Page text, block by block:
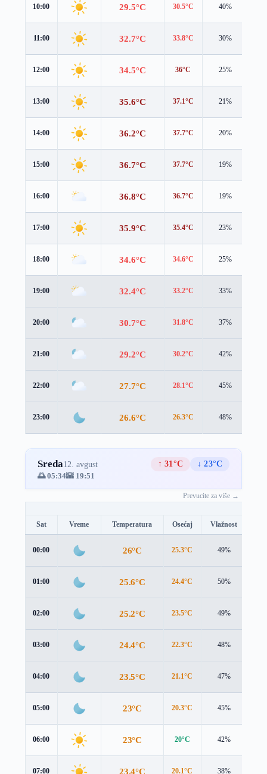
10:00 29.5°C 30.5°C 40%
11:00 32.7°C 33.8°C 30%
12:00 34.5°C 36°C 25%
13:00 35.6°C 37.1°C 21%
14:00 36.2°C 37.7°C 20%
15:00 36.7°C 37.7°C 19%
16:00 36.8°C 36.7°C 19%
17:00 35.9°C 35.4°C 23%
18:00 34.6°C 34.6°C 25%
19:00 32.4°C 33.2°C 33%
20:00 30.7°C 31.8°C 37%
21:00 29.2°C 30.2°C 42%
22:00 27.7°C 28.1°C 45%
23:00 26.6°C 26.3°C 48%
Sreda12. avgust ↑ 31°C
↓ 23°C
🌅 05:34🌇 19:51
Prevucite za više →
Sat Vreme Temperatura Osećaj Vlažnost
00:00 26°C 25.3°C 49%
01:00 25.6°C 24.4°C 50%
02:00 25.2°C 23.5°C 49%
03:00 24.4°C 22.3°C 48%
04:00 23.5°C 21.1°C 47%
05:00 23°C 20.3°C 45%
06:00 23°C 20°C 42%
07:00 23.4°C 20.1°C 38%